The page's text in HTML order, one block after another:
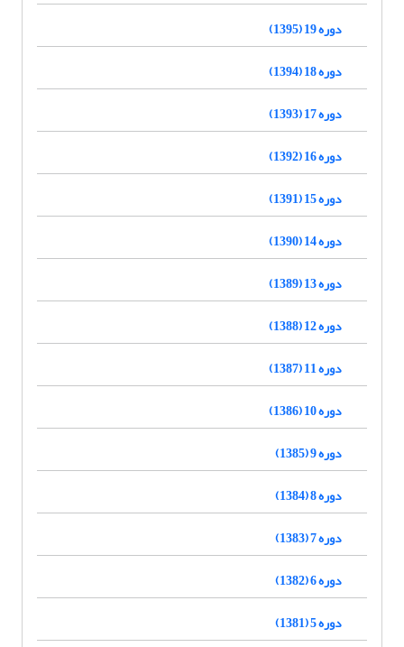
دوره 19 (1395)
دوره 18 (1394)
دوره 17 (1393)
دوره 16 (1392)
دوره 15 (1391)
دوره 14 (1390)
دوره 13 (1389)
دوره 12 (1388)
دوره 11 (1387)
دوره 10 (1386)
دوره 9 (1385)
دوره 8 (1384)
دوره 7 (1383)
دوره 6 (1382)
دوره 5 (1381)